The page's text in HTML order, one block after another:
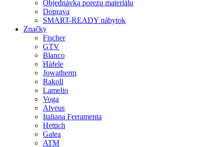
Objednávka porezu materiálu
Doprava
SMART-READY nábytok
Značky
Fischer
GTV
Blanco
Häfele
Jowatherm
Rakoll
Lamelio
Voga
Alveus
Italiana Ferramenta
Hettich
Galea
ATM